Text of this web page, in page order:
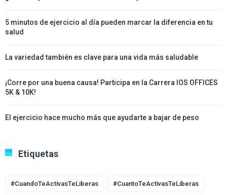
5 minutos de ejercicio al día pueden marcar la diferencia en tu
salud
La variedad también es clave para una vida más saludable
¡Corre por una buena causa! Participa en la Carrera IOS OFFICES
5K & 10K!
El ejercicio hace mucho más que ayudarte a bajar de peso
Etiquetas
#CuandoTeActivasTeLiberas #CuantoTeActivasTeLiberas